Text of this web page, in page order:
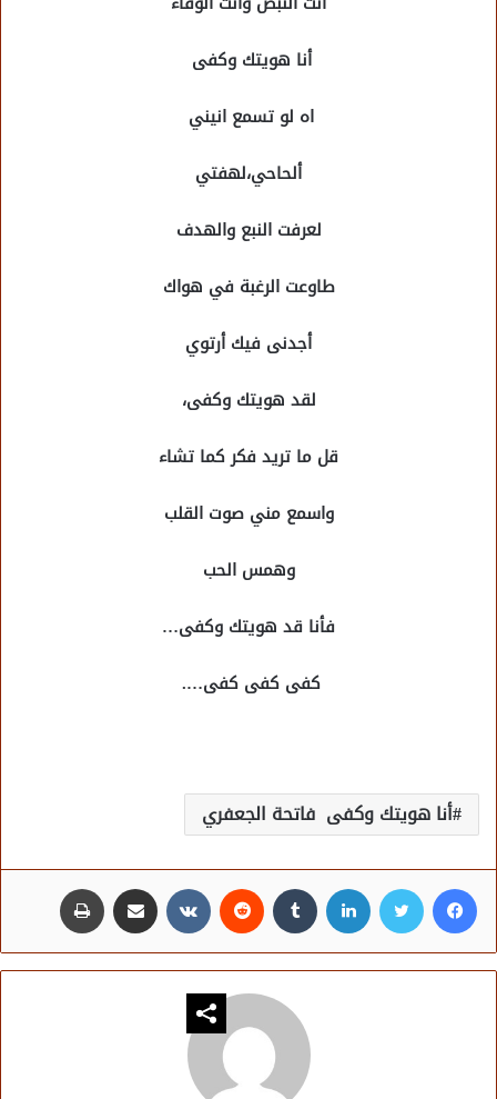
أنا هويتك وكفى
اه لو تسمع انيني
ألحاحي،لهفتي
لعرفت النبع والهدف
طاوعت الرغبة في هواك
أجدنى فيك أرتوي
لقد هويتك وكفى،
قل ما تريد فكر كما تشاء
واسمع مني صوت القلب
وهمس الحب
فأنا قد هويتك وكفى…
كفى كفى كفى….
أنا هويتك وكفى فاتحة الجعفري
فيسبوك تويتر لينكدإن مشاركة عبر البريد